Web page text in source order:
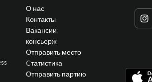
О нас
Контакты
Вакансии
консьерж
Отправить место
Cтатистика
Отправить партию